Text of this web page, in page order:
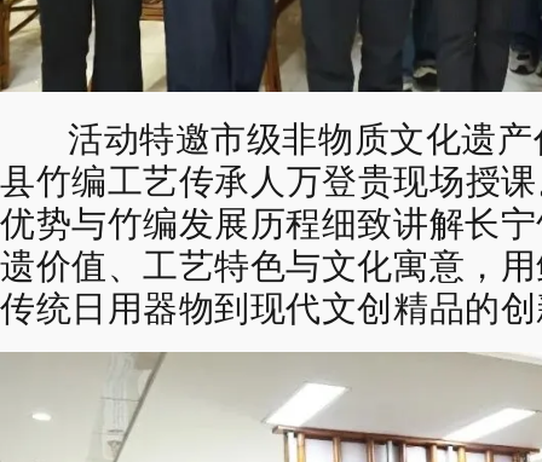
活动特邀市级非物质文化遗
县竹编工艺传承人万登贵现场授
优势与竹编发展历程细致讲解长
遗价值、工艺特色与文化寓意，
传统日用器物到现代文创精品的